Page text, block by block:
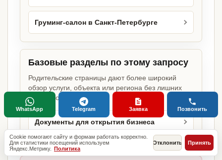
Груминг-салон в Санкт-Петербурге
Базовые разделы по этому запросу
Родительские страницы дают более широкий
обзор услуги, объекта или региона без лишних
переходов.
Документы для открытия бизнеса
Cookie помогают сайту и формам работать корректно.
Для статистики посещений используем
Яндекс.Метрику. Политика
Отклонить Принять
WhatsApp Telegram Заявка Позвонить